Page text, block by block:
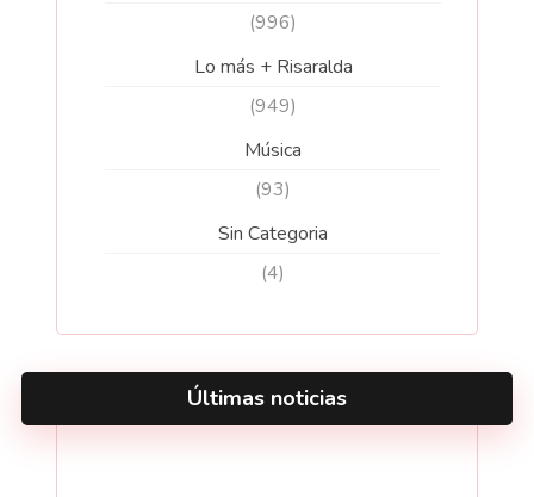
(996)
Lo más + Risaralda
(949)
Música
(93)
Sin Categoria
(4)
Últimas noticias